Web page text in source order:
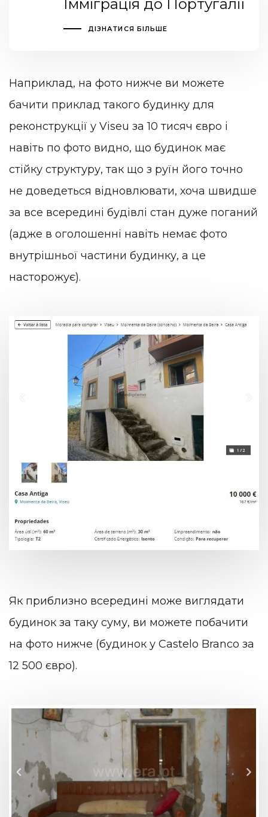
Імміграція до Португалії
ДІЗНАТИСЯ БІЛЬШЕ
Наприклад, на фото нижче ви можете
бачити приклад такого будинку для
реконструкції у Viseu за 10 тисяч євро і
навіть по фото видно, що будинок має
стійку структуру, так що з руїн його точно
не доведеться відновлювати, хоча швидше
за все всередині будівлі стан дуже поганий
(адже в оголошенні навіть немає фото
внутрішньої частини будинку, а це
насторожує).
Як приблизно всередині може виглядати
будинок за таку суму, ви можете побачити
на фото нижче (будинок у Castelo Branco за
12 500 євро).